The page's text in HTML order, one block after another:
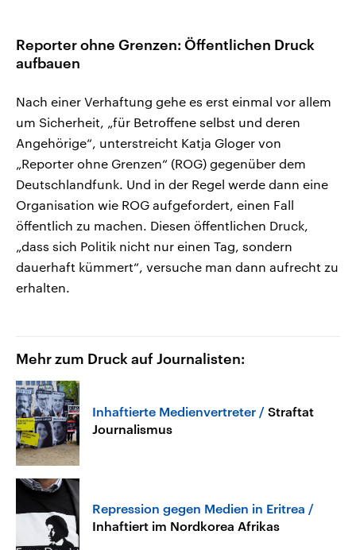
Reporter ohne Grenzen: Öffentlichen Druck
aufbauen
Nach einer Verhaftung gehe es erst einmal vor allem
um Sicherheit, „für Betroffene selbst und deren
Angehörige“, unterstreicht Katja Gloger von
„Reporter ohne Grenzen“ (ROG) gegenüber dem
Deutschlandfunk. Und in der Regel werde dann eine
Organisation wie ROG aufgefordert, einen Fall
öffentlich zu machen. Diesen öffentlichen Druck,
„dass sich Politik nicht nur einen Tag, sondern
dauerhaft kümmert“, versuche man dann aufrecht zu
erhalten.
Mehr zum Druck auf Journalisten:
Inhaftierte Medienvertreter
Straftat
Journalismus
Repression gegen Medien in Eritrea
Inhaftiert im Nordkorea Afrikas